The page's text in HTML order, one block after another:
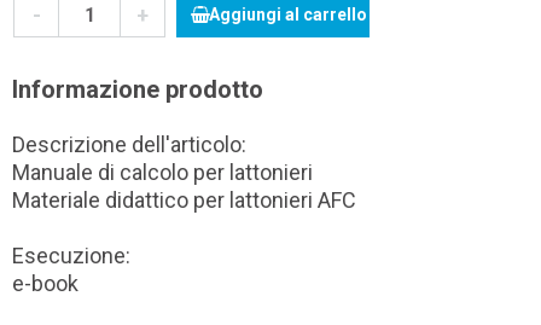
- + Aggiungi al carrello
Informazione prodotto
Descrizione dell'articolo:
Manuale di calcolo per lattonieri
Materiale didattico per lattonieri AFC
Esecuzione:
e-book